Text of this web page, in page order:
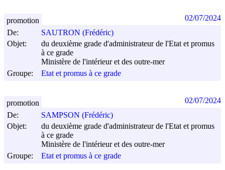
De:
SAUTRON (Frédéric)
Objet:
du deuxième grade d'administrateur de l'Etat et promus
à ce grade
Ministère de l'intérieur et des outre-mer
Groupe:
Etat et promus à ce grade
promotion 02/07/2024
De:
SAMPSON (Frédéric)
Objet:
du deuxième grade d'administrateur de l'Etat et promus
à ce grade
Ministère de l'intérieur et des outre-mer
Groupe:
Etat et promus à ce grade
promotion 02/07/2024